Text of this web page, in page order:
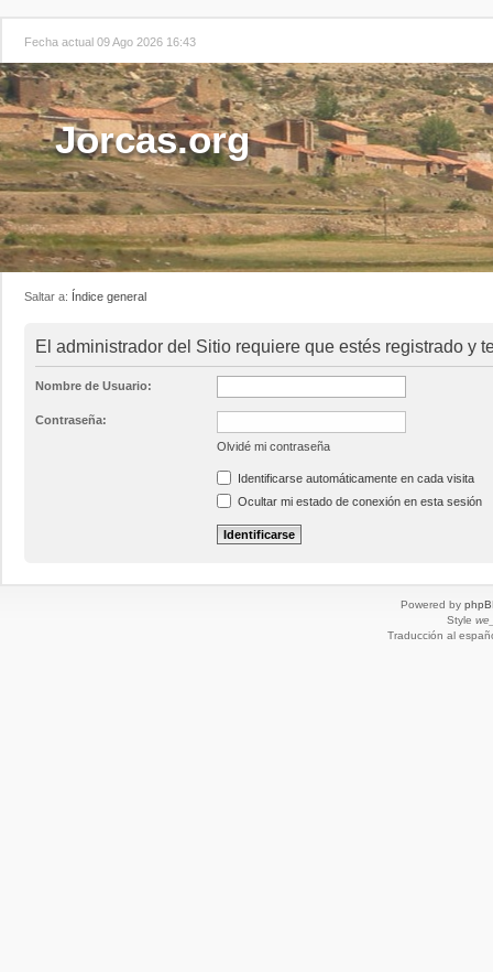
Fecha actual 09 Ago 2026 16:43
Jorcas.org
Saltar a: Índice general
El administrador del Sitio requiere que estés registrado y
Nombre de Usuario:
Contraseña:
Olvidé mi contraseña
Identificarse automáticamente en cada visita
Ocultar mi estado de conexión en esta sesión
Powered by
Style
Traducción al